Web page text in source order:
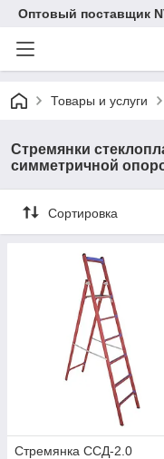
Оптовый поставщик
Товары и услуги
Стремянки
симметричной
Сортировка
Стремянка ССД-2.0